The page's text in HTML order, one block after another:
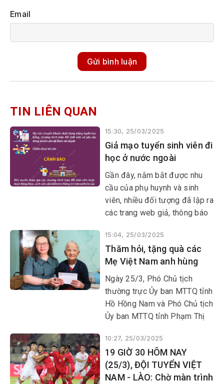
Email
Gửi bình luận
TIN LIÊN QUAN
15:30, 25/03/2025
Giả mạo tuyển sinh viên đi
học ở nước ngoài
Gần đây, nắm bắt được nhu
cầu của phụ huynh và sinh
viên, nhiều đối tượng đã lập ra
các trang web giả, thông báo
lừa đảo chiếm đoạt tài sản.
15:04, 25/03/2025
Thăm hỏi, tặng quà các
Mẹ Việt Nam anh hùng
Ngày 25/3, Phó Chủ tịch
thường trực Ủy ban MTTQ tỉnh
Hồ Hồng Nam và Phó Chủ tịch
Ủy ban MTTQ tỉnh Phạm Thị
tặng quà các Mẹ Việt Nam anh
hùng, cán bộ tiền khởi nghĩa
trên địa bàn các huyện Tuy An,
Đồng Xuân, Sơn Hòa và TP
10:27, 25/03/2025
19 GIỜ 30 HÔM NAY
(25/3), ĐỘI TUYỂN VIỆT
NAM - LÀO: Chờ màn trình